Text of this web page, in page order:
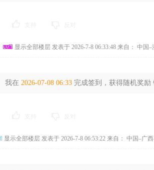
显示全部楼层 发表于 2026-7-8 06:33:48 来自： 中国–
我在 2026-07-08 06:33 完成签到，获得随机奖励
显示全部楼层 发表于 2026-7-8 06:53:22 来自： 中国–广